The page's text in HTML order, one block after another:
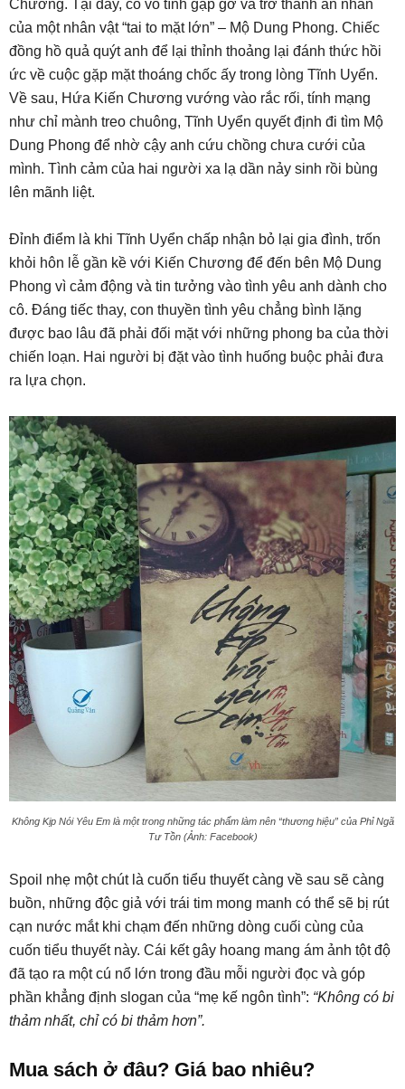
Chương. Tại đây, cô vô tình gặp gỡ và trở thành ân nhân
của một nhân vật “tai to mặt lớn” – Mộ Dung Phong. Chiếc
đồng hồ quả quýt anh để lại thỉnh thoảng lại đánh thức hồi
ức về cuộc gặp mặt thoáng chốc ấy trong lòng Tĩnh Uyển.
Về sau, Hứa Kiến Chương vướng vào rắc rối, tính mạng
như chỉ mành treo chuông, Tĩnh Uyển quyết định đi tìm Mộ
Dung Phong để nhờ cậy anh cứu chồng chưa cưới của
mình. Tình cảm của hai người xa lạ dần nảy sinh rồi bùng
lên mãnh liệt.
Đỉnh điểm là khi Tĩnh Uyển chấp nhận bỏ lại gia đình, trốn
khỏi hôn lễ gần kề với Kiến Chương để đến bên Mộ Dung
Phong vì cảm động và tin tưởng vào tình yêu anh dành cho
cô. Đáng tiếc thay, con thuyền tình yêu chẳng bình lặng
được bao lâu đã phải đối mặt với những phong ba của thời
chiến loạn. Hai người bị đặt vào tình huống buộc phải đưa
ra lựa chọn.
Không Kịp Nói Yêu Em là một trong những tác phẩm làm nên “thương hiệu” của Phỉ Ngã
Tư Tồn (Ảnh: Facebook)
Spoil nhẹ một chút là cuốn tiểu thuyết càng về sau sẽ càng
buồn, những độc giả với trái tim mong manh có thể sẽ bị rút
cạn nước mắt khi chạm đến những dòng cuối cùng của
cuốn tiểu thuyết này. Cái kết gây hoang mang ám ảnh tột độ
đã tạo ra một cú nổ lớn trong đầu mỗi người đọc và góp
phần khẳng định slogan của “mẹ kế ngôn tình”: “Không có bi
thảm nhất, chỉ có bi thảm hơn”.
Mua sách ở đâu? Giá bao nhiêu?